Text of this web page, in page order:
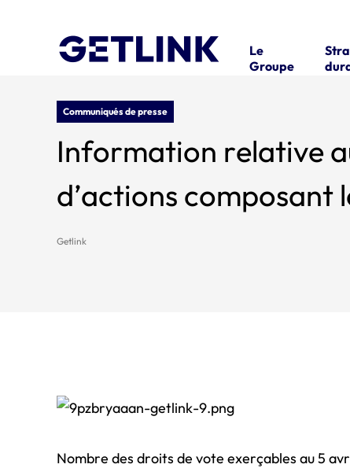
Le
Groupe
Communiqués de presse
Information relative
d’actions composant
Getlink
Nombre des droits de vote exerçables au 5